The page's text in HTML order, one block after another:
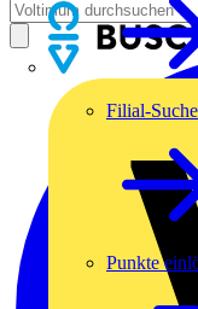
Filial-Suche
Punkte